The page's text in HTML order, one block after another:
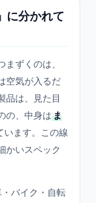
に分かれて
ずくのは、
空気が入るだ
品は、見た目
の、中身はま
います。この線
かいスペック
バイク・自転